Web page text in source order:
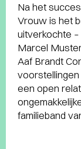
Na het
Vrouw is het
uitverkochte
Marcel
Aaf Brandt
een open
familieband